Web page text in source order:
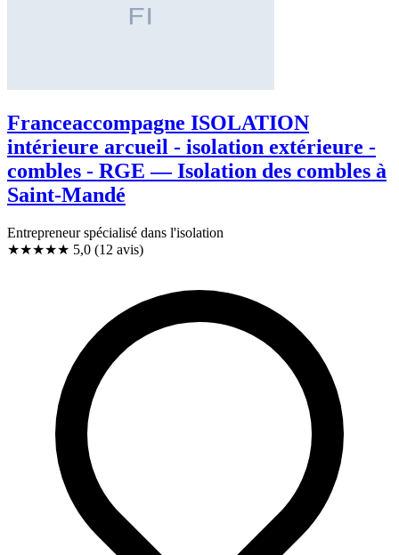
Franceaccompagne ISOLATION
intérieure arcueil - isolation extérieure -
combles - RGE — Isolation des combles à
Saint-Mandé
Entrepreneur spécialisé dans l'isolation
★★★★★ 5,0 (12 avis)